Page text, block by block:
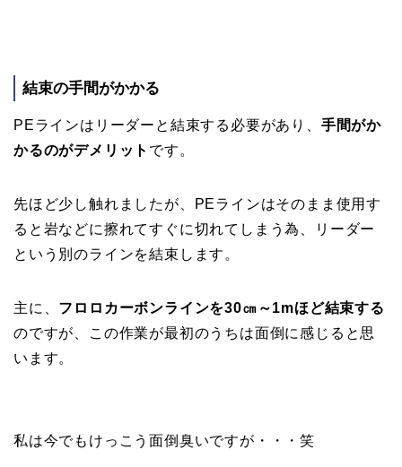
結束の手間がかかる
PEラインはリーダーと結束する必要があり、 手間がか
かるのがデメリット です。
先ほど少し触れましたが、PEラインはそのまま使用す
ると岩などに擦れてすぐに切れてしまう為、リーダー
という別のラインを結束します。
主に、 フロロカーボンラインを30㎝～1mほど結束する
のですが、この作業が最初のうちは面倒に感じると思
います。
私は今でもけっこう面倒臭いですが・・・笑